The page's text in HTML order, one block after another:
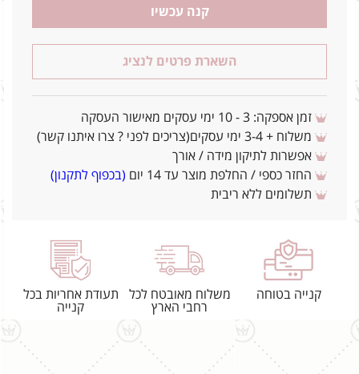
קנה עכשיו
השארת פרטים לנציג
זמן אספקה: 3 - 10 ימי עסקים מאישור העסקה
משלוח + 3-4 ימי עסקים(צריכים לפני ? צרו איתנו קשר)
אפשרות לתיקון מידה / אורך
החזר כספי / החלפת מוצר עד 14 יום
(בכפוף לתקנון)
תשלומים ללא ריבית
קנייה בטוחה
משלוח מאובטח לכל
רחבי הארץ
תעודת אחריות בכל
קנייה